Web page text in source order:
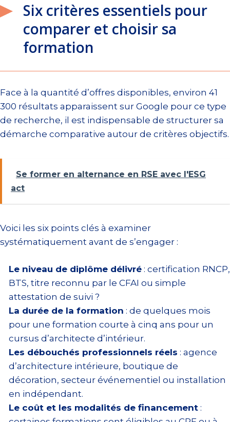
Six critères essentiels pour
comparer et choisir sa
formation
Face à la quantité d’offres disponibles, environ 41
300 résultats apparaissent sur Google pour ce type
de recherche, il est indispensable de structurer sa
démarche comparative autour de critères objectifs.
Se former en alternance en RSE avec l'ESG
act
Voici les six points clés à examiner
systématiquement avant de s’engager :
Le niveau de diplôme délivré : certification RNCP,
BTS, titre reconnu par le CFAI ou simple
attestation de suivi ?
La durée de la formation : de quelques mois
pour une formation courte à cinq ans pour un
cursus d’architecte d’intérieur.
Les débouchés professionnels réels : agence
d’architecture intérieure, boutique de
décoration, secteur événementiel ou installation
en indépendant.
Le coût et les modalités de financement :